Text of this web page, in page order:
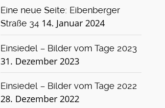
Eine neue Seite: Eibenberger
Straße 34 14. Januar 2024
Einsiedel – Bilder vom Tage 2023
31. Dezember 2023
Einsiedel – Bilder vom Tage 2022
28. Dezember 2022